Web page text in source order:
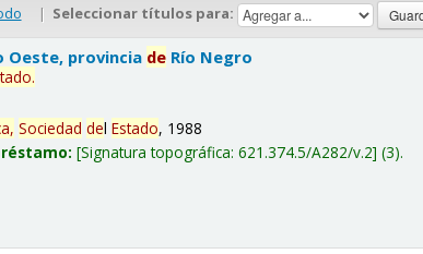
| Seleccionar títulos para:
Oeste, provincia de Río Negro
.
Sociedad delEstado, 1988
Signatura topográfica:621.374.5/A282/v.2 (3).